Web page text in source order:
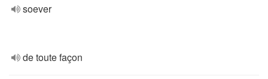
soever
de toute façon